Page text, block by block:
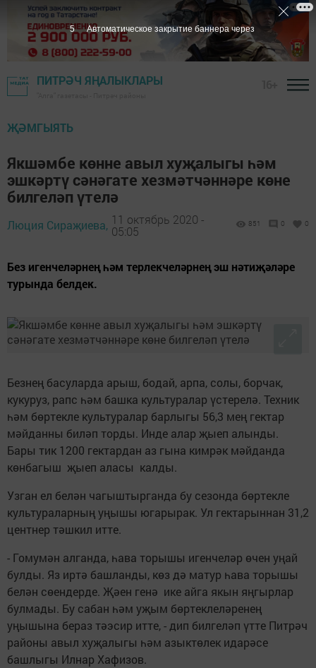
ПИТРӘЧ ЯҢАЛЫКЛАРЫ
ҖӘМГЫЯТЬ
Якшәмбе көнне авыл хуҗалыгы һәм
эшкәртү сәнәгате хезмәтчәннәре көне
билгеләп үтелә
Люция Сираҗиева, 11 октябрь 2020 -
05:05
851 0 0
Без игенчеләрнең һәм терлекчеләрнең эш нәтиҗәләре
турында белдек.
Безнең басуларда арыш, бодай, арпа, солы, борчак,
кукуруз, рапс һәм башка культуралар үстерелә. Техник
һәм бөртекле культуралар барлыгы 56,3 мең гектар
мәйданны биләп торды. Инде алар җыеп алынды.
Бары тик 1200 гектардан аз гына кимрәк мәйданда
көнбагыш җыеп аласы калды.
Узган ел белән чагыштырганда бу сезонда бөртекле
культураларның уңышы югарырак. Ул гектарыннан 31,2
центнер тәшкил итте.
- Гомумән алганда, һава торышы игенчеләр өчен уңай
булды. Яз иртә башланды, көз дә матур һава торышы
белән сөендерде. Җәен генә ике айга якын яңгырлар
булмады. Бу сабан һәм уҗым бөртеклеләренең
уңышына бераз тәэсир итте, - дип билгеләп үтте Питрәч
районы авыл хуҗалыгы һәм азыктөлек идарәсе
башлыгы Илнар Хафизов.
4 Автоматическое закрытие баннера через